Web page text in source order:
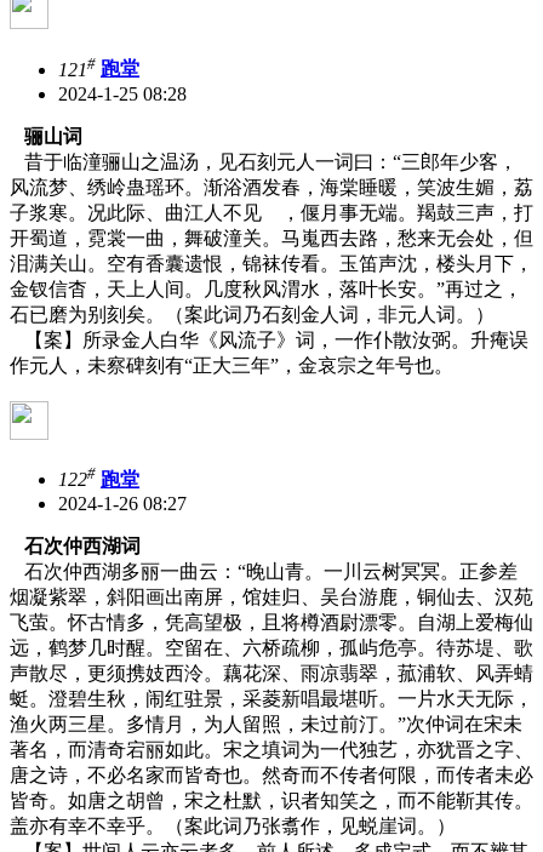
121# 跑堂
2024-1-25 08:28
骊山词
昔于临潼骊山之温汤，见石刻元人一词曰：“三郎年少客，
风流梦、绣岭蛊瑶环。渐浴酒发春，海棠睡暖，笑波生媚，荔
子浆寒。况此际、曲江人不见 ，偃月事无端。羯鼓三声，打
开蜀道，霓裳一曲，舞破潼关。马嵬西去路，愁来无会处，但
泪满关山。空有香囊遗恨，锦袜传看。玉笛声沈，楼头月下，
金钗信杳，天上人间。几度秋风渭水，落叶长安。”再过之，
石已磨为别刻矣。（案此词乃石刻金人词，非元人词。）
【案】所录金人白华《风流子》词，一作仆散汝弼。升痷误
作元人，未察碑刻有“正大三年”，金哀宗之年号也。
122# 跑堂
2024-1-26 08:27
石次仲西湖词
石次仲西湖多丽一曲云：“晚山青。一川云树冥冥。正参差
烟凝紫翠，斜阳画出南屏，馆娃归、吴台游鹿，铜仙去、汉苑
飞萤。怀古情多，凭高望极，且将樽酒尉漂零。自湖上爱梅仙
远，鹤梦几时醒。空留在、六桥疏柳，孤屿危亭。待苏堤、歌
声散尽，更须携妓西泠。藕花深、雨凉翡翠，菰浦软、风弄蜻
蜓。澄碧生秋，闹红驻景，采菱新唱最堪听。一片水天无际，
渔火两三星。多情月，为人留照，未过前汀。”次仲词在宋未
著名，而清奇宕丽如此。宋之填词为一代独艺，亦犹晋之字、
唐之诗，不必名家而皆奇也。然奇而不传者何限，而传者未必
皆奇。如唐之胡曾，宋之杜默，识者知笑之，而不能靳其传。
盖亦有幸不幸乎。（案此词乃张翥作，见蜕崖词。）